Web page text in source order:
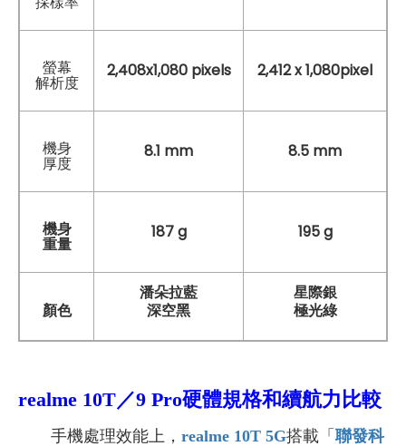
螢幕
解析度
2,408x1,080 pixels 2,412 x 1,080pixel
機身
厚度
8.1 mm 8.5 mm
機身
重量
187 g 195 g
顏色
潘朵拉藍
深空黑
星際銀
極光綠
realme 10T／9 Pro硬體規格和續航力比較
手機處理效能上， realme 10T 5G搭載「 聯發科